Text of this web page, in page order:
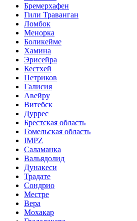
Бремерхафен
Гили Траванган
Ломбок
Менорка
Боликейме
Хамина
Эрисейра
Кестхей
Петриков
Галисия
Авейру
Витебск
Дуррес
Брестская область
Гомельская область
IMPZ
Саламанка
Вальядолид
Дунакеси
Традате
Сондрио
Местре
Вера
Мохакар